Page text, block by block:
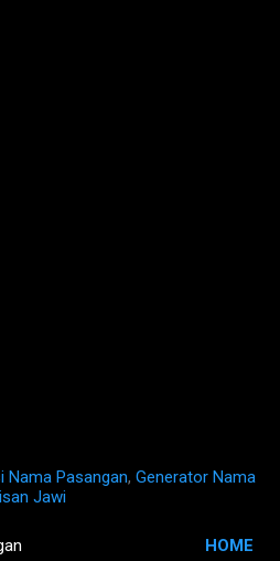
Nama Pasangan, Generator Nama
Jawi
HOME